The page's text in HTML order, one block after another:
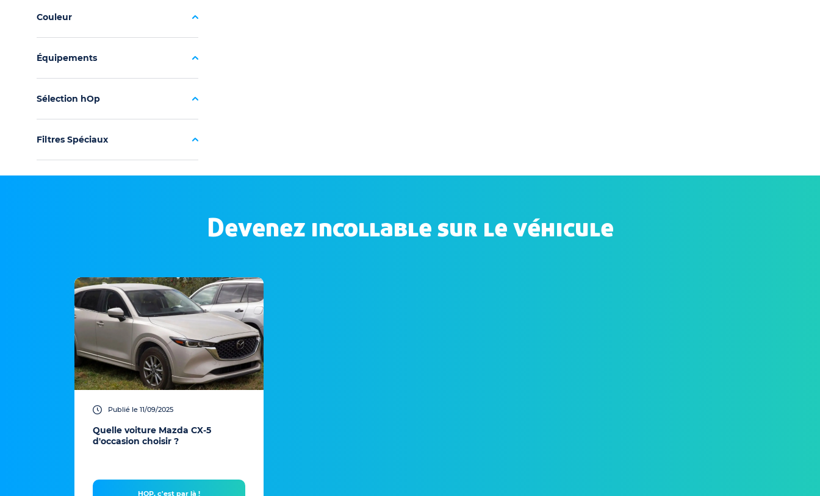
Couleur
Équipements
Sélection hOp
Filtres Spéciaux
Devenez incollable sur le véhicule
Publié le 11/09/2025
Quelle voiture Mazda CX-5
d'occasion choisir ?
HOP, c'est par là !